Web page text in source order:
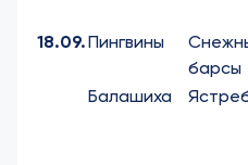
18.09.Пингвины
барсы
Балашиха